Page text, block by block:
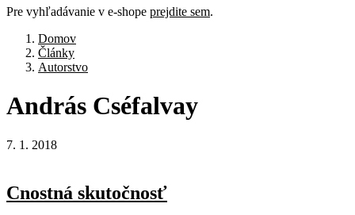
Pre vyhľadávanie v e-shope prejdite sem.
Domov
Články
Autorstvo
András Cséfalvay
7. 1. 2018
Cnostná skutočnosť